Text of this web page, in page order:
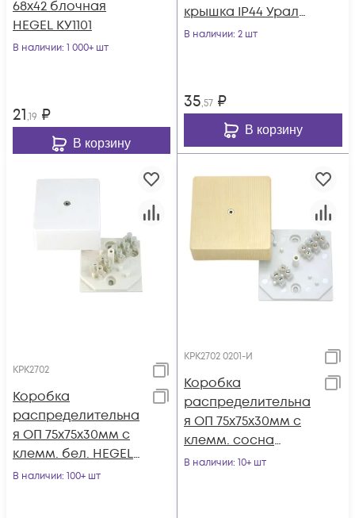
68х42 блочная
HEGEL КУ1101
В наличии: 1 000+ шт
21,19 ₽
В корзину
крышка IP44 Урал
Пак КУ-502000250-
В наличии: 2 шт
35,57 ₽
В корзину
КРК2702
Коробка
распределительна
я ОП 75х75х30мм с
клемм. бел. HEGEL
КРК2702
В наличии: 100+ шт
КРК2702 0201-И
Коробка
распределительна
я ОП 75х75х30мм с
клемм. сосна
HEGEL КРК2702 0201-
В наличии: 10+ шт